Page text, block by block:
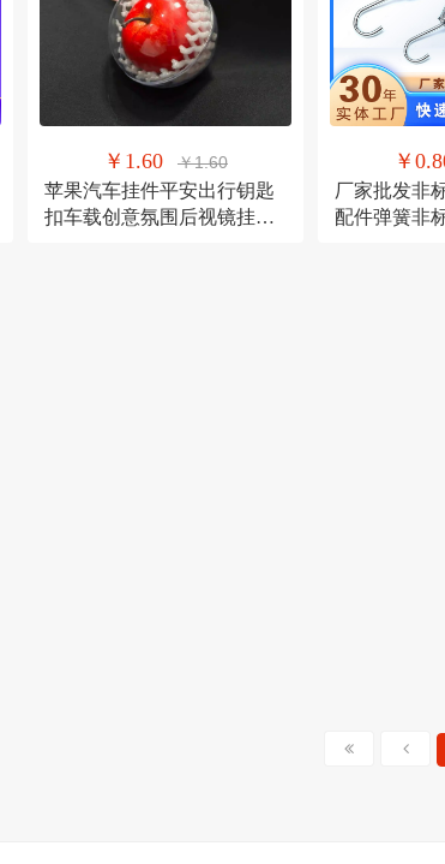
宏爽服饰
金圣
非标具体咨询客服
￥1.60 ￥1.60
苹果汽车挂件平安出行钥匙
扣车载创意氛围后视镜挂饰
￥
厂家批发非
配件弹簧非